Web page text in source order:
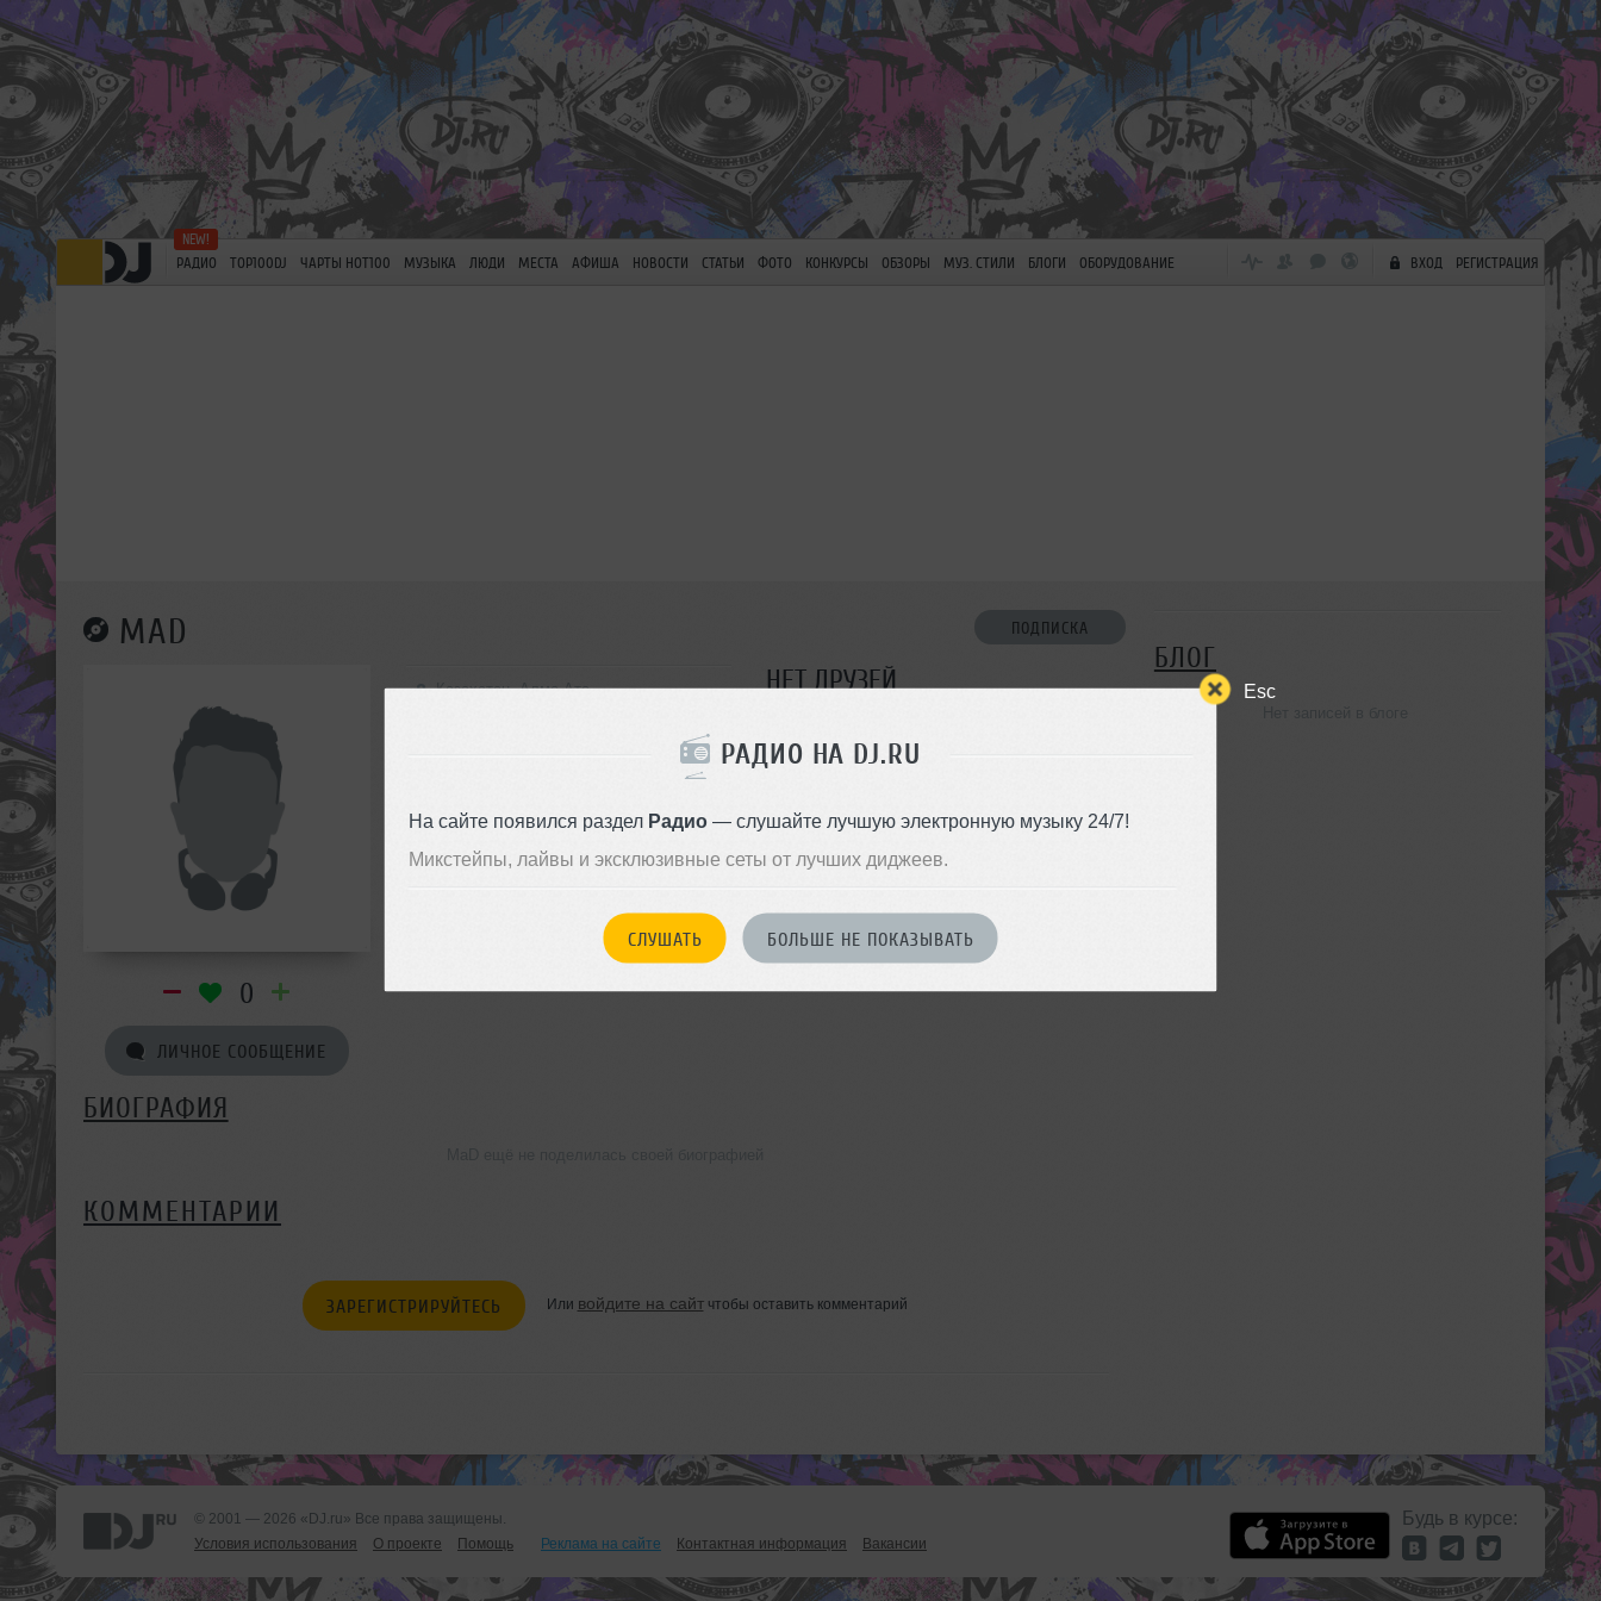
Esc
РАДИО НА DJ.RU
На сайте появился раздел Радио— слушайте лучшую электронную музыку 24/7!
Микстейпы, лайвы и эксклюзивные сеты от лучших диджеев.
СЛУШАТЬ БОЛЬШЕ НЕ ПОКАЗЫВАТЬ
РАДИО TOP100DJ ЧАРТЫ HOT100 МУЗЫКА ЛЮДИ МЕСТА АФИША НОВОСТИ СТАТЬИ ФОТО КОНКУРСЫ ОБЗОРЫ МУЗ. СТИЛИ БЛОГИ ОБОРУДОВАНИЕ ВХОД РЕГИСТРАЦИЯ
MAD ПОДПИСКА
0
ЛИЧНОЕ СООБЩЕНИЕ
Казахстан, Алма-Ата НЕТ ДРУЗЕЙ
БИОГРАФИЯ
КОММЕНТАРИИ
ЗАРЕГИСТРИРУЙТЕСЬ Или войдите на сайтчтобы оставить комментарий
БЛОГ
© 2001 — 2026 «DJ.ru» Все права защищены.
Условия использования
О проекте Помощь Реклама на сайте Контактная информация Вакансии
Будь в курсе: